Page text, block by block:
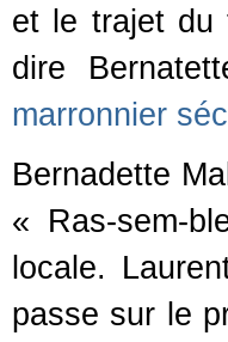
et le trajet du
dire
marronnier
Bernadette
« Ras-sem-
locale.
passe sur le